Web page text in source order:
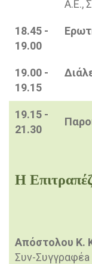
Α.Ε.,
18.45 -
19.00
19.00 -
19.15
19.15 -
21.30
Η
Απόστολου Κ.
Συν-Συγγραφέa